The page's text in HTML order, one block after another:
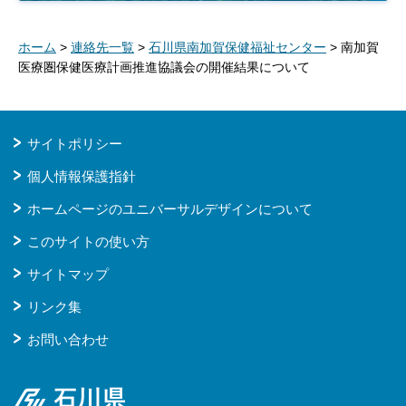
ホーム > 連絡先一覧 > 石川県南加賀保健福祉センター > 南加賀
医療圏保健医療計画推進協議会の開催結果について
サイトポリシー
個人情報保護指針
ホームページのユニバーサルデザインについて
このサイトの使い方
サイトマップ
リンク集
お問い合わせ
石川県